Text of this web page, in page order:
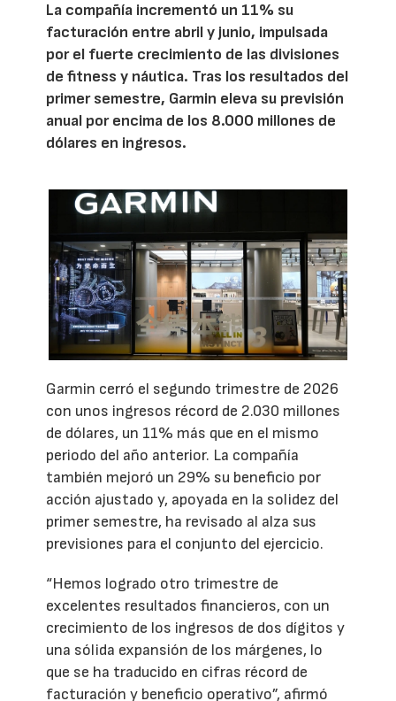
La compañía incrementó un 11% su
facturación entre abril y junio, impulsada
por el fuerte crecimiento de las divisiones
de fitness y náutica. Tras los resultados del
primer semestre, Garmin eleva su previsión
anual por encima de los 8.000 millones de
dólares en ingresos.
Garmin cerró el segundo trimestre de 2026
con unos ingresos récord de 2.030 millones
de dólares, un 11% más que en el mismo
periodo del año anterior. La compañía
también mejoró un 29% su beneficio por
acción ajustado y, apoyada en la solidez del
primer semestre, ha revisado al alza sus
previsiones para el conjunto del ejercicio.
“Hemos logrado otro trimestre de
excelentes resultados financieros, con un
crecimiento de los ingresos de dos dígitos y
una sólida expansión de los márgenes, lo
que se ha traducido en cifras récord de
facturación y beneficio operativo”, afirmó